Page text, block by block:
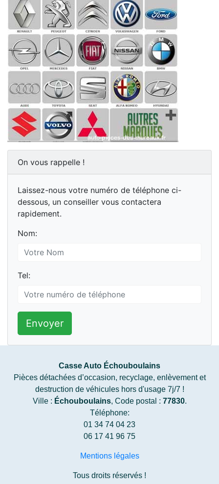
On vous rappelle !
Laissez-nous votre numéro de téléphone ci-
dessous, un conseiller vous contactera
rapidement.
Nom:
Tel:
Envoyer
Casse Auto Échouboulains
Pièces détachées d’occasion, recyclage, enlèvement et
destruction de véhicules hors d'usage 7j/7 !
Ville : Échouboulains, Code postal : 77830.
Téléphone:
01 34 74 04 23
06 17 41 96 75
Mentions légales
Tous droits réservés !